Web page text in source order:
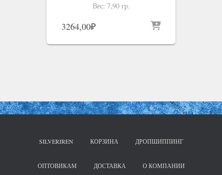
Вес: 7,90 гр.
3264,00₽
SILVERIREN КОРЗИНА ДРОПШИППИНГ
ОПТОВИКАМ ДОСТАВКА О КОМПАНИИ